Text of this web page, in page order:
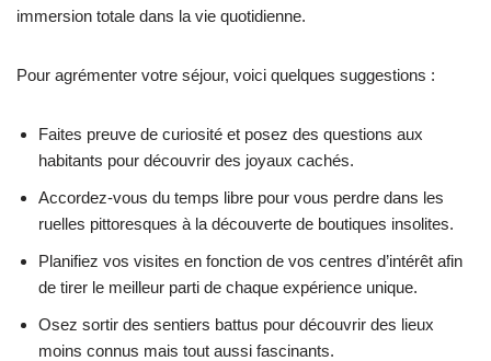
immersion totale dans la vie quotidienne.
Pour agrémenter votre séjour, voici quelques suggestions :
Faites preuve de curiosité et posez des questions aux
habitants pour découvrir des joyaux cachés.
Accordez-vous du temps libre pour vous perdre dans les
ruelles pittoresques à la découverte de boutiques insolites.
Planifiez vos visites en fonction de vos centres d’intérêt afin
de tirer le meilleur parti de chaque expérience unique.
Osez sortir des sentiers battus pour découvrir des lieux
moins connus mais tout aussi fascinants.